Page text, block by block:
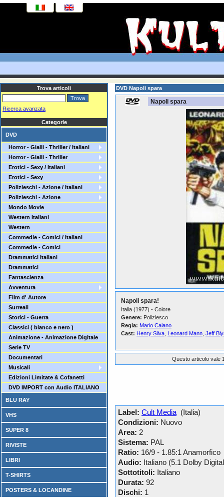
Trova articoli
Ricerca avanzata
Categorie
DVD
Horror - Gialli - Thriller / Italiani
Horror - Gialli - Thriller
Erotici - Sexy / Italiani
Erotici - Sexy
Polizieschi - Azione / Italiani
Polizieschi - Azione
Mondo Movie
Western Italiani
Western
Commedie - Comici / Italiani
Commedie - Comici
Drammatici Italiani
Drammatici
Fantascienza
Avventura
Film d' Autore
Surreali
Storici - Guerra
Classici ( bianco e nero )
Animazione - Animazione Digitale
Serie TV
Documentari
Musicali
Edizioni Limitate & Cofanetti
DVD IMPORT con Audio ITALIANO
BLU RAY
VHS
SUPER 8
RIVISTE
LIBRI
T-SHIRTS
POSTERS & LOCANDINE
DVD Napoli spara
Napoli spara
Napoli spara!
Italia (1977) - Colore
Genere: Poliziesco
Regia: Mario Caiano
Cast: Henry Silva Leonard Mann Jeff
Questo articolo vale
Label: Cult Media (Italia)
Condizioni: Nuovo
Area: 2
Sistema: PAL
Ratio: 16/9 - 1.85:1 Anamorfico
Audio: Italiano (5.1 Dolby
Sottotitoli: Italiano
Durata: 92
Dischi: 1